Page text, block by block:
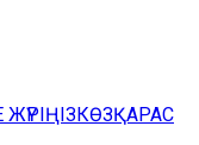
ЖҮРІҢІЗКӨЗҚАРАС